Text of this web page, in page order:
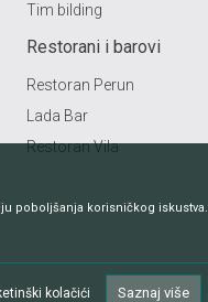
Tim bilding
Restorani i barovi
Restoran Perun
Lada Bar
Restoran Vila
poboljšanja korisničkog iskustva.
kolačići Saznaj više